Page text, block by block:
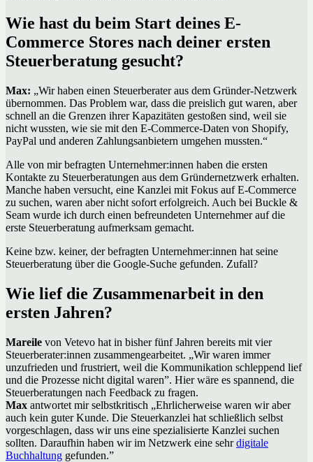
Wie hast du beim Start deines E-
Commerce Stores nach deiner ersten
Steuerberatung gesucht?
Max: „Wir haben einen Steuerberater aus dem Gründer-Netzwerk
übernommen. Das Problem war, dass die preislich gut waren, aber
schnell an die Grenzen ihrer Kapazitäten gestoßen sind, weil sie
nicht wussten, wie sie mit den E-Commerce-Daten von Shopify,
PayPal und anderen Zahlungsanbietern umgehen mussten.“
Alle von mir befragten Unternehmer:innen haben die ersten
Kontakte zu Steuerberatungen aus dem Gründernetzwerk erhalten.
Manche haben versucht, eine Kanzlei mit Fokus auf E-Commerce
zu suchen, waren aber nicht sofort erfolgreich. Auch bei Buckle &
Seam wurde ich durch einen befreundeten Unternehmer auf die
erste Steuerberatung aufmerksam gemacht.
Keine bzw. keiner, der befragten Unternehmer:innen hat seine
Steuerberatung über die Google-Suche gefunden. Zufall?
Wie lief die Zusammenarbeit in den
ersten Jahren?
Mareile von Vetevo hat in bisher fünf Jahren bereits mit vier
Steuerberater:innen zusammengearbeitet. „Wir waren immer
unzufrieden und frustriert, weil die Kommunikation schleppend lief
und die Prozesse nicht digital waren”. Hier wäre es spannend, die
Steuerberatungen nach Feedback zu fragen.
Max antwortet mir selbstkritisch „Ehrlicherweise waren wir aber
auch kein guter Kunde. Die Steuerkanzlei hat schließlich selbst
vorgeschlagen, dass wir uns eine spezialisierte Kanzlei suchen
sollten. Daraufhin haben wir im Netzwerk eine sehrdigitale
Buchhaltung gefunden.”